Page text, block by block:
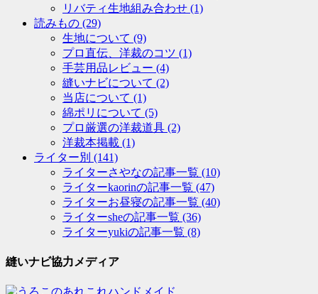
リバティ生地組み合わせ (1)
読みもの (29)
生地について (9)
プロ直伝、洋裁のコツ (1)
手芸用品レビュー (4)
縫いナビについて (2)
当店について (1)
綿ポリについて (5)
プロ厳選の洋裁道具 (2)
洋裁本掲載 (1)
ライター別 (141)
ライターさやなの記事一覧 (10)
ライターkaorinの記事一覧 (47)
ライターお昼寝の記事一覧 (40)
ライターsheの記事一覧 (36)
ライターyukiの記事一覧 (8)
縫いナビ協力メディア